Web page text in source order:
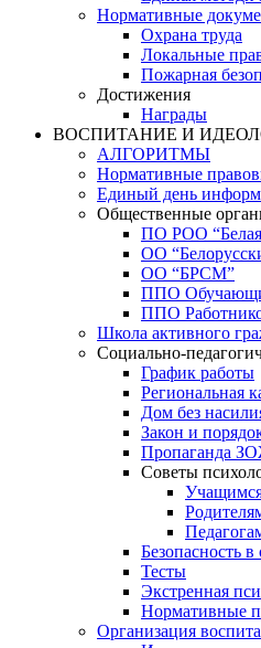
Нормативные
Охрана труда
Локальные
Пожарная
Достижения
Награды
ВОСПИТАНИЕ И
АЛГОРИТМЫ
Нормативные
Единый день
Общественные
ПО РОО “Белая
ОО
ОО “БРСМ”
ППО
ППО
Школа активного
Социально-
График работы
Региональная
Дом без
Закон и
Пропаганда
Советы
Безопасность в
Тесты
Экстренная
Нормативные
Организация